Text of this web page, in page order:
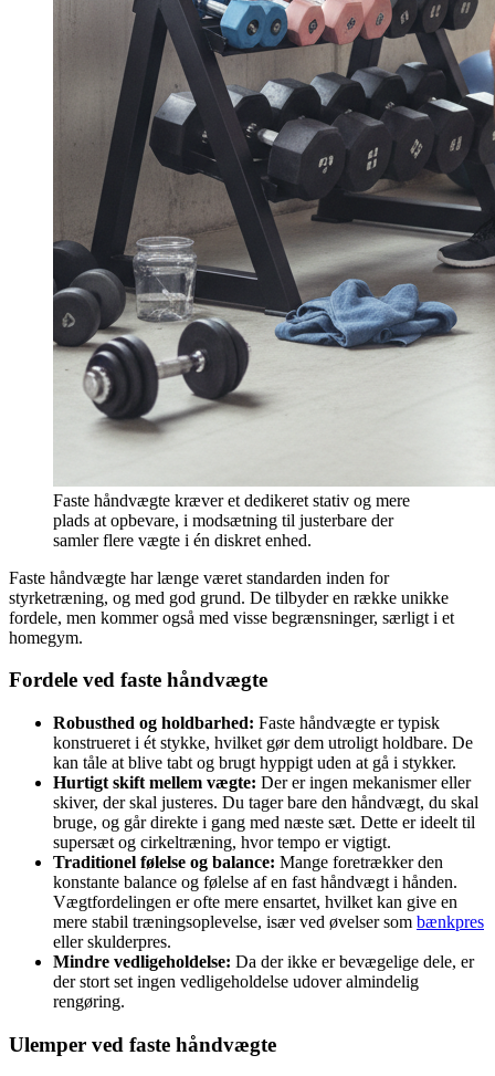
Faste håndvægte kræver et dedikeret stativ og mere
plads at opbevare, i modsætning til justerbare der
samler flere vægte i én diskret enhed.
Faste håndvægte har længe været standarden inden for
styrketræning, og med god grund. De tilbyder en række unikke
fordele, men kommer også med visse begrænsninger, særligt i et
homegym.
Fordele ved faste håndvægte
Robusthed og holdbarhed: Faste håndvægte er typisk
konstrueret i ét stykke, hvilket gør dem utroligt holdbare. De
kan tåle at blive tabt og brugt hyppigt uden at gå i stykker.
Hurtigt skift mellem vægte: Der er ingen mekanismer eller
skiver, der skal justeres. Du tager bare den håndvægt, du skal
bruge, og går direkte i gang med næste sæt. Dette er ideelt til
supersæt og cirkeltræning, hvor tempo er vigtigt.
Traditionel følelse og balance: Mange foretrækker den
konstante balance og følelse af en fast håndvægt i hånden.
Vægtfordelingen er ofte mere ensartet, hvilket kan give en
mere stabil træningsoplevelse, især ved øvelser som bænkpres
eller skulderpres.
Mindre vedligeholdelse: Da der ikke er bevægelige dele, er
der stort set ingen vedligeholdelse udover almindelig
rengøring.
Ulemper ved faste håndvægte